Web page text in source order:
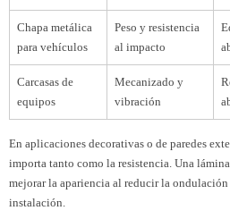
Chapa metálica
para vehículos
Peso y resistencia
al impacto
Carcasas de
equipos
Mecanizado y
vibración
En aplicaciones decorativas o de paredes
importa tanto como la resistencia. Una
mejorar la apariencia al reducir la
instalación.